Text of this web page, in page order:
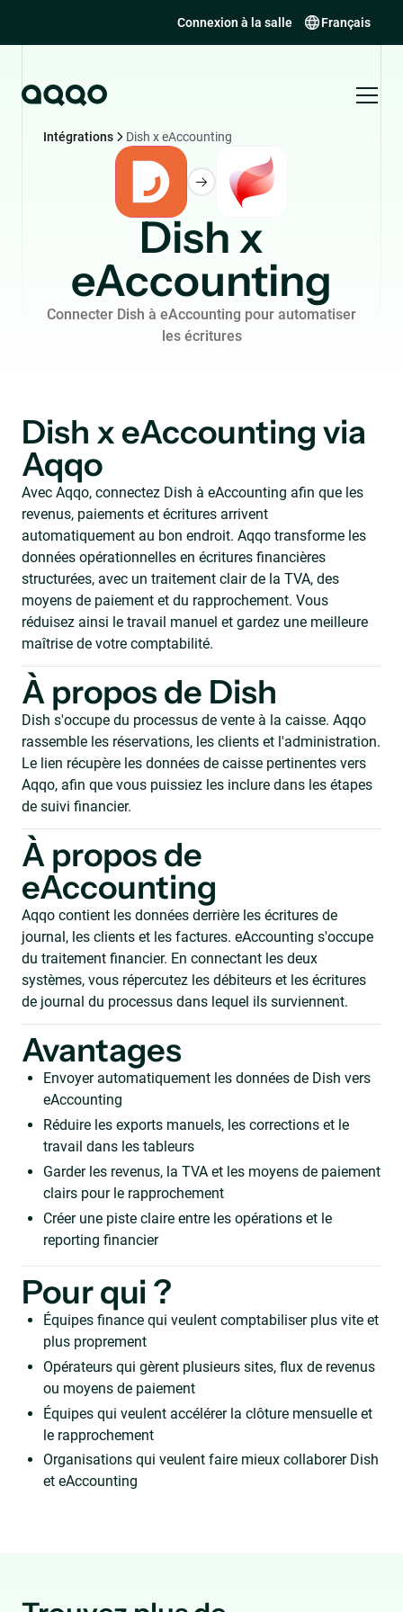
Connexion à la salle Français
Intégrations Dish x eAccounting
Dish x
eAccounting
Connecter Dish à eAccounting pour automatiser
les écritures
Dish x eAccounting via
Aqqo
Avec Aqqo, connectez Dish à eAccounting afin que les
revenus, paiements et écritures arrivent
automatiquement au bon endroit. Aqqo transforme les
données opérationnelles en écritures financières
structurées, avec un traitement clair de la TVA, des
moyens de paiement et du rapprochement. Vous
réduisez ainsi le travail manuel et gardez une meilleure
maîtrise de votre comptabilité.
À propos de Dish
Dish s'occupe du processus de vente à la caisse. Aqqo
rassemble les réservations, les clients et l'administration.
Le lien récupère les données de caisse pertinentes vers
Aqqo, afin que vous puissiez les inclure dans les étapes
de suivi financier.
À propos de
eAccounting
Aqqo contient les données derrière les écritures de
journal, les clients et les factures. eAccounting s'occupe
du traitement financier. En connectant les deux
systèmes, vous répercutez les débiteurs et les écritures
de journal du processus dans lequel ils surviennent.
Avantages
Envoyer automatiquement les données de Dish vers
eAccounting
Réduire les exports manuels, les corrections et le
travail dans les tableurs
Garder les revenus, la TVA et les moyens de paiement
clairs pour le rapprochement
Créer une piste claire entre les opérations et le
reporting financier
Pour qui ?
Équipes finance qui veulent comptabiliser plus vite et
plus proprement
Opérateurs qui gèrent plusieurs sites, flux de revenus
ou moyens de paiement
Équipes qui veulent accélérer la clôture mensuelle et
le rapprochement
Organisations qui veulent faire mieux collaborer Dish
et eAccounting